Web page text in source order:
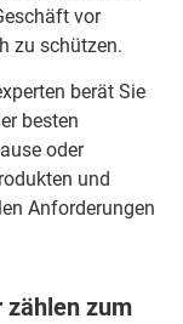
vor
zu schützen.
berät Sie
besten
oder
und
Anforderungen
zählen zum